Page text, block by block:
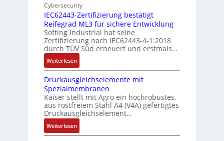
g
e
d
u
t
r
i
e
-
P
C
l
ä
s
s
b
i
f
u
n
k
m
o
d
u
l
e
b
Cybersecurity
IEC62443-Zertifizierung bestätigt
Reifegrad ML3 für sichere Entwicklung
Softing Industrial hat seine
Zertifizierung nach IEC62443-4-1:2018
durch TÜV Süd erneuert und erstmals…
Weiterlesen:
I
E
C
6
2
4
4
3
Druckausgleichselemente mit
Spezialmembranen
Kaiser stellt mit Agro ein hochrobustes,
aus rostfreiem Stahl A4 (V4A) gefertigtes
Druckausgleichselement…
Weiterlesen:
D